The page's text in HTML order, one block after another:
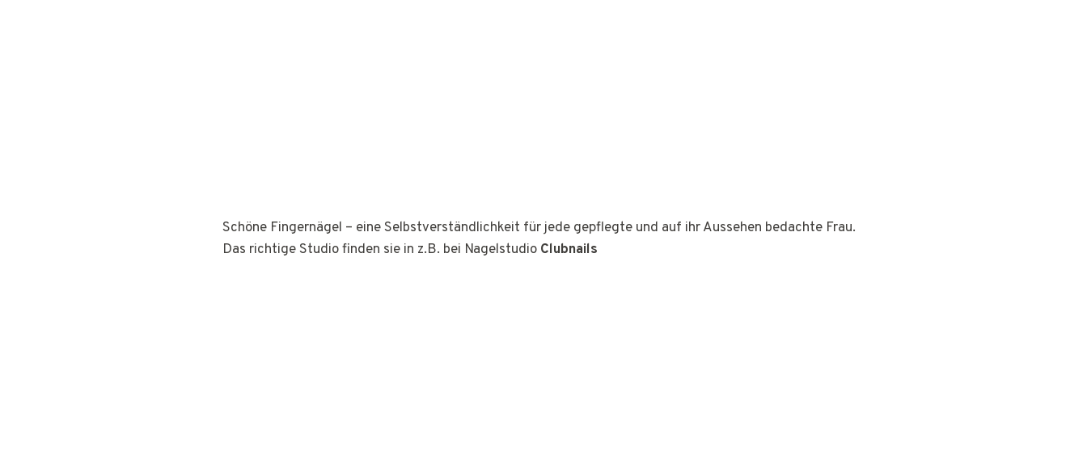
Schöne Fingernägel – eine Selbstverständlichkeit für jede gepflegte und auf ihr Aussehen bedachte Frau.
Das richtige Studio finden sie in z.B. bei Nagelstudio Clubnails